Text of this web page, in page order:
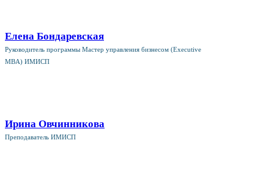
Елена Бондаревская
Руководитель программы Мастер управления бизнесом (Executive
MBA) ИМИСП
Ирина Овчинникова
Преподаватель ИМИСП